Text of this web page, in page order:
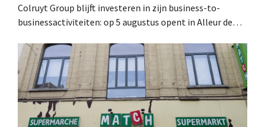
Colruyt Group blijft investeren in zijn business-to-
businessactiviteiten: op 5 augustus opent in Alleur de
winkelformule die zich uitsluitend richt op professionele
klanten. .